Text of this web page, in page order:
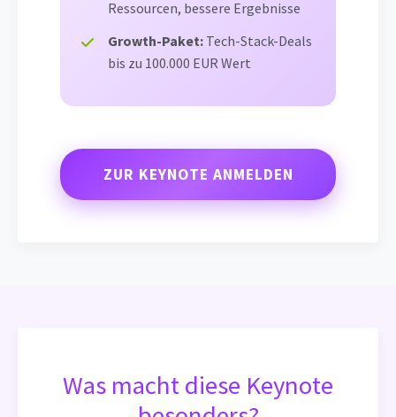
Ressourcen, bessere Ergebnisse
Growth-Paket: Tech-Stack-Deals
bis zu 100.000 EUR Wert
ZUR KEYNOTE ANMELDEN
Was macht diese Keynote